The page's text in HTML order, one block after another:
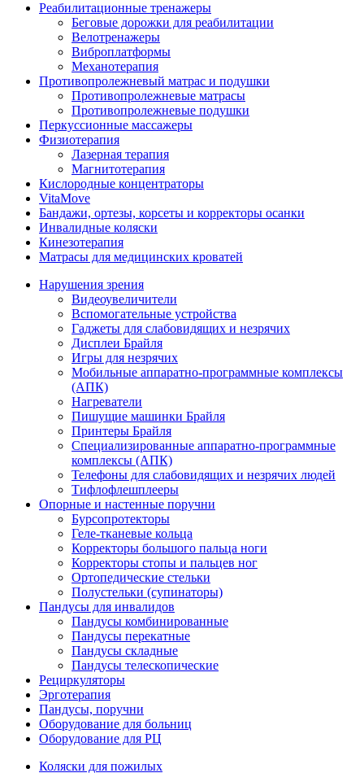
Реабилитационные тренажеры
Беговые дорожки для реабилитации
Велотренажеры
Виброплатформы
Механотерапия
Противопролежневый матрас и подушки
Противопролежневые матрасы
Противопролежневые подушки
Перкуссионные массажеры
Физиотерапия
Лазерная терапия
Магнитотерапия
Кислородные концентраторы
VitaMove
Бандажи, ортезы, корсеты и корректоры осанки
Инвалидные коляски
Кинезотерапия
Матрасы для медицинских кроватей
Нарушения зрения
Видеоувеличители
Вспомогательные устройства
Гаджеты для слабовидящих и незрячих
Дисплеи Брайля
Игры для незрячих
Мобильные аппаратно-программные комплексы
(АПК)
Нагреватели
Пишущие машинки Брайля
Принтеры Брайля
Специализированные аппаратно-программные
комплексы (АПК)
Телефоны для слабовидящих и незрячих людей
Тифлофлешплееры
Опорные и настенные поручни
Бурсопротекторы
Геле-тканевые кольца
Корректоры большого пальца ноги
Корректоры стопы и пальцев ног
Ортопедические стельки
Полустельки (супинаторы)
Пандусы для инвалидов
Пандусы комбинированные
Пандусы перекатные
Пандусы складные
Пандусы телескопические
Рециркуляторы
Эрготерапия
Пандусы, поручни
Оборудование для больниц
Оборудование для РЦ
Коляски для пожилых